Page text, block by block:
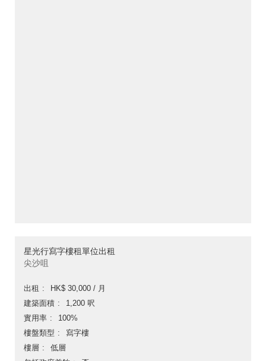
星光行寫字樓租單位出租
尖沙咀
出租
HK$ 30,000 / 月
建築面積
1,200 呎
實用率
100%
樓盤類型
寫字樓
樓層
低層